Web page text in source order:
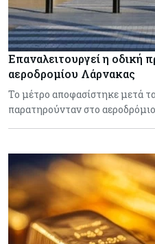
Επαναλειτουργεί η οδική
αεροδρομίου Λάρνακας
Το μέτρο αποφασίστηκε μετά
παρατηρούνταν στο αεροδρόμιο